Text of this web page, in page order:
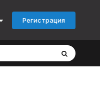
Регистрация